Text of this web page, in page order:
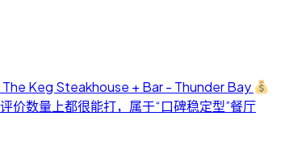
The Keg Steakhouse + Bar - Thunder Bay
价数量上都很能打，属于“口碑稳定型”餐厅